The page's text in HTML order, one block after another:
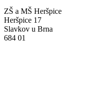
ZŠ a MŠ Heršpice
Heršpice 17
Slavkov u Brna
684 01